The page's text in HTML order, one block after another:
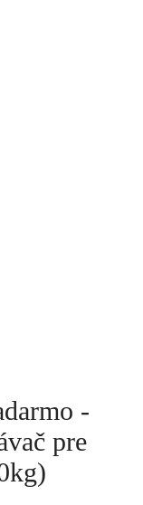
-
pre